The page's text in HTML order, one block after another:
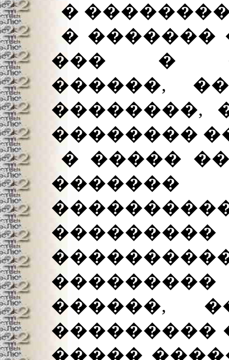
�
� �������
��� �
������,
��������,
��������
� �����
������,
���������
�����